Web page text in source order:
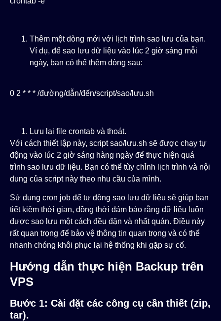
Thêm một dòng mới với lịch trình sao lưu của bạn.
Ví dụ, để sao lưu dữ liệu vào lúc 2 giờ sáng mỗi
ngày, bạn có thể thêm dòng sau:
0 2 * * * /đường/dẫn/đến/script/sao/lưu.sh
Lưu lại file crontab và thoát.
Với cách thiết lập này, scriptsao/lưu.sh sẽ được chạy tự
động vào lúc 2 giờ sáng hàng ngày để thực hiện quá
trình sao lưu dữ liệu. Bạn có thể tùy chỉnh lịch trình và nội
dung của script này theo nhu cầu của mình.
Sử dụng cron job để tự động sao lưu dữ liệu sẽ giúp bạn
tiết kiệm thời gian, đồng thời đảm bảo rằng dữ liệu luôn
được sao lưu một cách đều đặn và nhất quán. Điều này
rất quan trọng để bảo vệ thông tin quan trọng và có thể
nhanh chóng khôi phục lại hệ thống khi gặp sự cố.
Hướng dẫn thực hiện Backup trên
VPS
Bước 1: Cài đặt các công cụ cần thiết (zip,
tar).